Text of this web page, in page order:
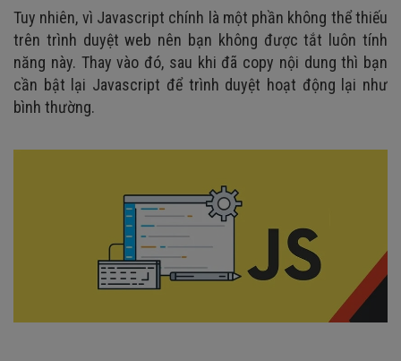
Tuy nhiên, vì Javascript chính là một phần không thể thiếu
trên trình duyệt web nên bạn không được tắt luôn tính
năng này. Thay vào đó, sau khi đã copy nội dung thì bạn
cần bật lại Javascript để trình duyệt hoạt động lại như
bình thường.